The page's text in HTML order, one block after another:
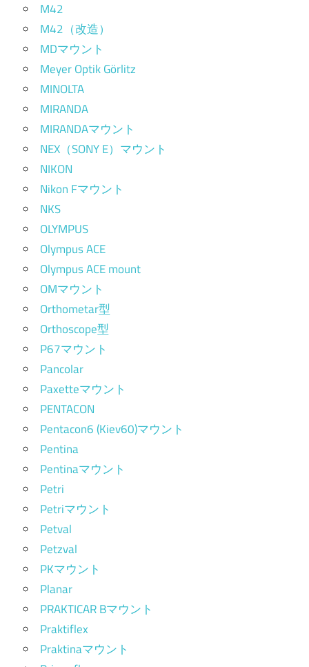
M42
M42（改造）
MDマウント
Meyer Optik Görlitz
MINOLTA
MIRANDA
MIRANDAマウント
NEX（SONY E）マウント
NIKON
Nikon Fマウント
NKS
OLYMPUS
Olympus ACE
Olympus ACE mount
OMマウント
Orthometar型
Orthoscope型
P67マウント
Pancolar
Paxetteマウント
PENTACON
Pentacon6 (Kiev60)マウント
Pentina
Pentinaマウント
Petri
Petriマウント
Petval
Petzval
PKマウント
Planar
PRAKTICAR Bマウント
Praktiflex
Praktinaマウント